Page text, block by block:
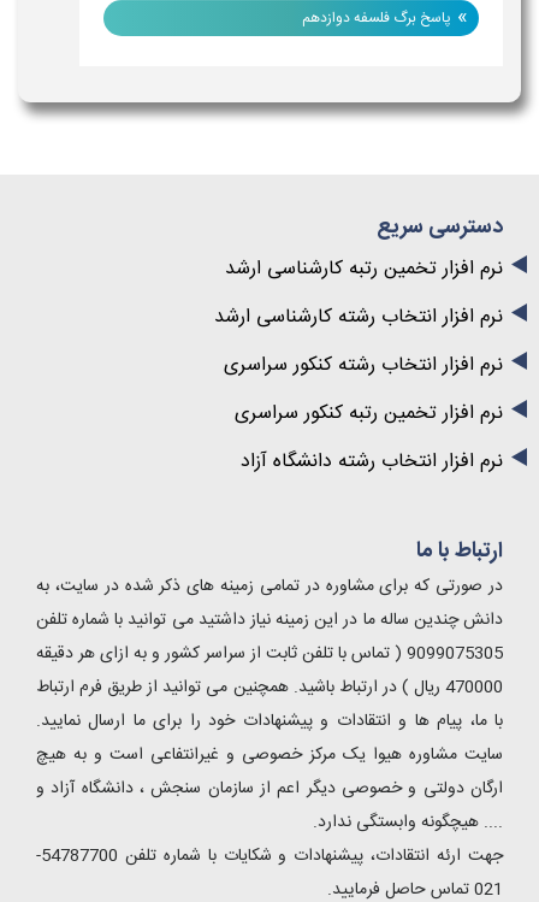
» پاسخ برگ فلسفه دوازدهم
دسترسی سریع
نرم افزار تخمین رتبه کارشناسی ارشد
نرم افزار انتخاب رشته کارشناسی ارشد
نرم افزار انتخاب رشته کنکور سراسری
نرم افزار تخمین رتبه کنکور سراسری
نرم افزار انتخاب رشته دانشگاه آزاد
ارتباط با ما
در صورتی که برای مشاوره در تمامی زمینه های ذکر شده در سایت، به
دانش چندین ساله ما در این زمینه نیاز داشتید می توانید با شماره تلفن
9099075305 ( تماس با تلفن ثابت از سراسر کشور و به ازای هر دقیقه
470000 ریال ) در ارتباط باشید. همچنین می توانید از طریق فرم ارتباط
با ما، پیام ها و انتقادات و پیشنهادات خود را برای ما ارسال نمایید.
سایت مشاوره هیوا یک مرکز خصوصی و غیرانتفاعی است و به هیچ
ارگان دولتی و خصوصی دیگر اعم از سازمان سنجش ، دانشگاه آزاد و
.... هیچگونه وابستگی ندارد.
جهت ارئه انتقادات، پیشنهادات و شکایات با شماره تلفن 54787700-
021 تماس حاصل فرمایید.